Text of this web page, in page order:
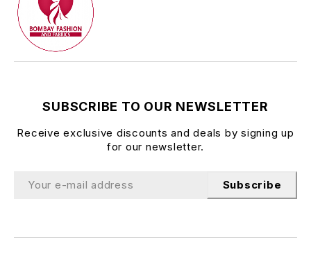
SUBSCRIBE TO OUR NEWSLETTER
Receive exclusive discounts and deals by signing up
for our newsletter.
Subscribe